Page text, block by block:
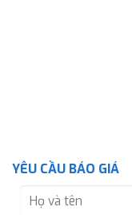
YÊU CẦU BÁO GIÁ